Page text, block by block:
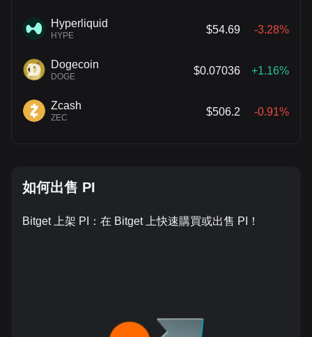
Hyperliquid
HYPE
$54.69 -3.28%
Dogecoin
DOGE
$0.07036 +1.16%
Zcash
ZEC
$506.2 -0.91%
如何出售 PI
Bitget 上架 PI：在 Bitget 上快速購買或出售 PI！